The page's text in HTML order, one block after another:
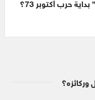
حرب أكتوبر 73؟
وركائزه؟